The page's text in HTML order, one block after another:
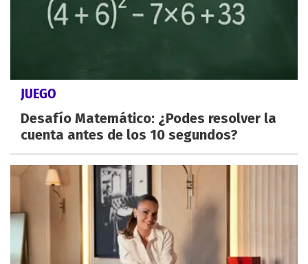
JUEGO
Desafío Matemático: ¿Podes resolver la
cuenta antes de los 10 segundos?